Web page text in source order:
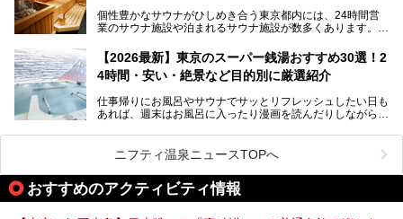
個性豊かなサウナがひしめき合う東京都内には、24時間営
業のサウナ施設や泊まれるサウナ施設が数多くあります。
を旅の目的とする「サ旅」や自分へのご褒美のための宿泊な
ど、自分の好きなタイミングで好きなだけサ活ができるのが
魅力です。
最近では、男性専用施設だけでなく、カップルや女性に嬉し
い個室サウナも増えてきました。
ら、特におすすめしたい施設14選をご紹介します。
してみてください。
【2026最新】東京のスーパー銭湯おすすめ30選！2
4時間・安い・絶景など目的別に厳選紹介
仕事帰りにお風呂やサウナでサッとリフレッシュしたい日も
あれば、週末はお風呂に入ったり漫画を読んだりしながら一
また、終電を逃してしまい、「このまま朝までゆっくりでき
る場所があれば」と探した経験がある人も多いのではないで
しょうか。
そこで本記事では、東京でおすすめのスーパー銭湯を、目的
ニフティ温泉ニュースTOPへ
おすすめのアクティビティ情報